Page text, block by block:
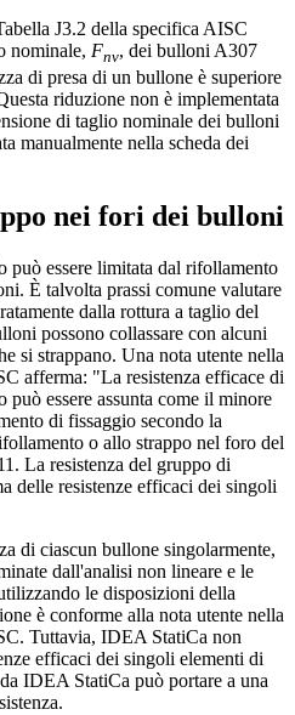
J3.2 della specifica AISC
nominale, Fnv, dei bulloni A307
di presa di un bullone è superiore
riduzione non è implementata
di taglio nominale dei bulloni
manualmente nella scheda dei
nei fori dei bulloni
può essere limitata dal rifollamento
È talvolta prassi comune valutare
dalla rottura a taglio del
possono collassare con alcuni
si strappano. Una nota utente nella
afferma: "La resistenza efficace di
essere assunta come il minore
di fissaggio secondo la
o allo strappo nel foro del
La resistenza del gruppo di
delle resistenze efficaci dei singoli
di ciascun bullone singolarmente,
dall'analisi non lineare e le
le disposizioni della
è conforme alla nota utente nella
Tuttavia, IDEA StatiCa non
efficaci dei singoli elementi di
IDEA StatiCa può portare a una